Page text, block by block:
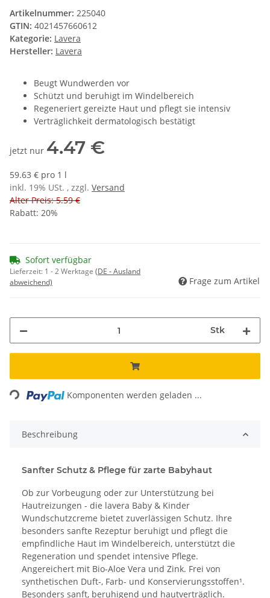
Artikelnummer: 225040
GTIN: 4021457660612
Kategorie: Lavera
Hersteller: Lavera
Beugt Wundwerden vor
Schützt und beruhigt im Windelbereich
Regeneriert gereizte Haut und pflegt sie intensiv
Verträglichkeit dermatologisch bestätigt
jetzt nur 4.47 €
59.63 € pro 1 l
inkl. 19% USt. , zzgl. Versand
Alter Preis: 5.59 €
Rabatt: 20%
Sofort verfügbar
Lieferzeit: 1 - 2 Werktage (DE - Ausland
abweichend)
Frage zum Artikel
Stk
Loading... Komponenten werden geladen ...
Beschreibung
Sanfter Schutz & Pflege für zarte Babyhaut
Ob zur Vorbeugung oder zur Unterstützung bei
Hautreizungen - die lavera Baby & Kinder
Wundschutzcreme bietet zuverlässigen Schutz. Ihre
besonders sanfte Rezeptur beruhigt und pflegt die
empfindliche Haut im Windelbereich, unterstützt die
Regeneration und spendet intensive Pflege.
Angereichert mit Bio-Aloe Vera und Zink. Frei von
synthetischen Duft-, Farb- und Konservierungsstoffen¹.
Besonders sanft, beruhigend und hautverträglich.